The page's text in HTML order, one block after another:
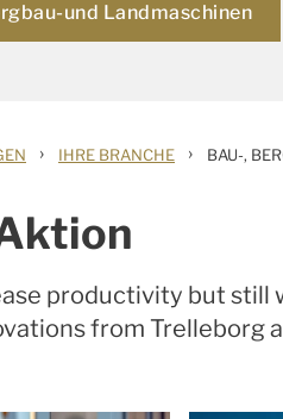
und Landmaschinen
› IHRE BRANCHE › BAU-,
productivity but still
from Trelleborg